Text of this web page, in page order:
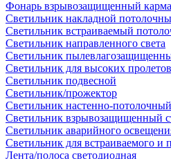
Фонарь взрывозащищенный
Светильник накладной
Светильник встраиваемый
Светильник направленного света
Светильник
Светильник для высоких пролетов
Светильник подвесной
Светильник/прожектор
Светильник настенно-потолочный
Светильник взрывозащищенный
Светильник аварийного
Светильник для встраиваемого и
Лента/полоса светодиодная